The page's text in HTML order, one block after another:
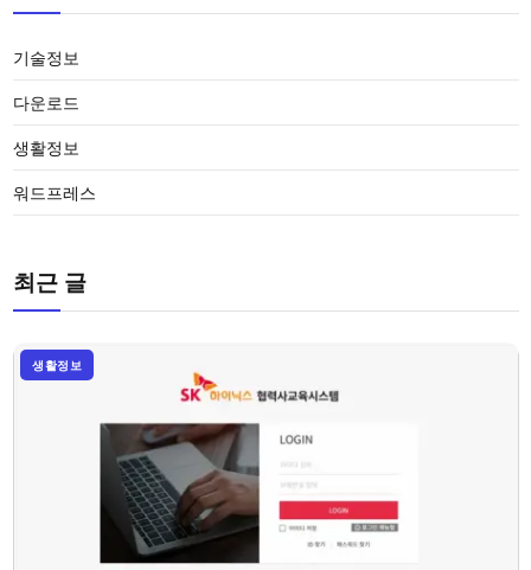
기술정보
다운로드
생활정보
워드프레스
최근 글
생활정보